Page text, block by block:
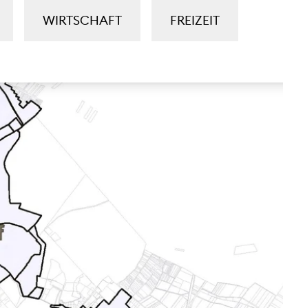
WIRTSCHAFT FREIZEIT